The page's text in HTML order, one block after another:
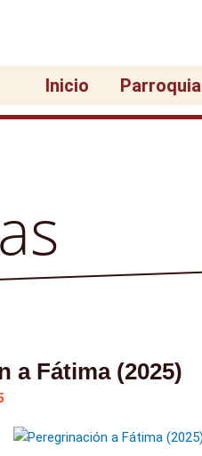
Inicio Parroquia
a Fátima (2025)